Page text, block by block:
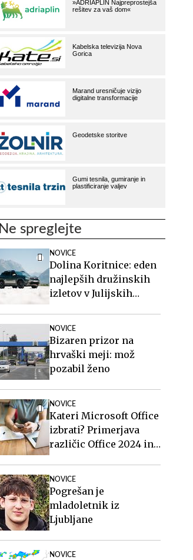
Ne spreglejte
NOVICE
Dolina Koritnice: eden
najlepših družinskih
izletov v Julijskih
NOVICE
Bizaren prizor na
hrvaški meji: mož
pozabil ženo
NOVICE
Kateri Microsoft Office
izbrati? Primerjava
različic Office 2024 in
NOVICE
Pogrešan je
mladoletnik iz
Ljubljane
NOVICE